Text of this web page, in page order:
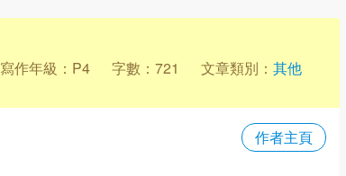
寫作年級：P4 字數：721 文章類別： 其他
作者主頁